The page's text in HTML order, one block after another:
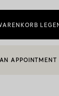
APPOINTMENT